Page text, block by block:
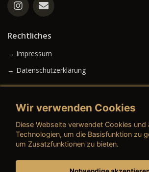
Rechtliches
→ Impressum
→ Datenschutzerklärung
→ AGB (Gebrauchtwagen)
Wir verwenden Cookies
Diese Webseite verwendet Cookies und
Technologien, um die Basisfunktion zu
um Zusatzfunktionen zu bieten.